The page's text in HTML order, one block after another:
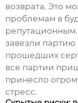
возврата. Это
проблемам в
репутационным.
завезли партию
прошедших
все партии
принесло
стресс.